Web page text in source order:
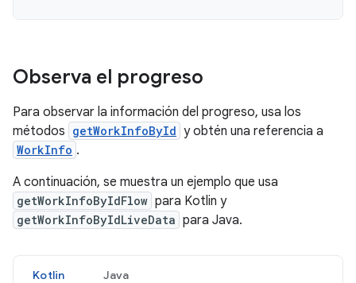
Observa el progreso
Para observar la información del progreso, usa los
métodos getWorkInfoById y obtén una referencia a
WorkInfo .
A continuación, se muestra un ejemplo que usa
getWorkInfoByIdFlow para Kotlin y
getWorkInfoByIdLiveData para Java.
Kotlin Java